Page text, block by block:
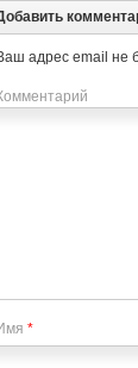
адрес email не
*